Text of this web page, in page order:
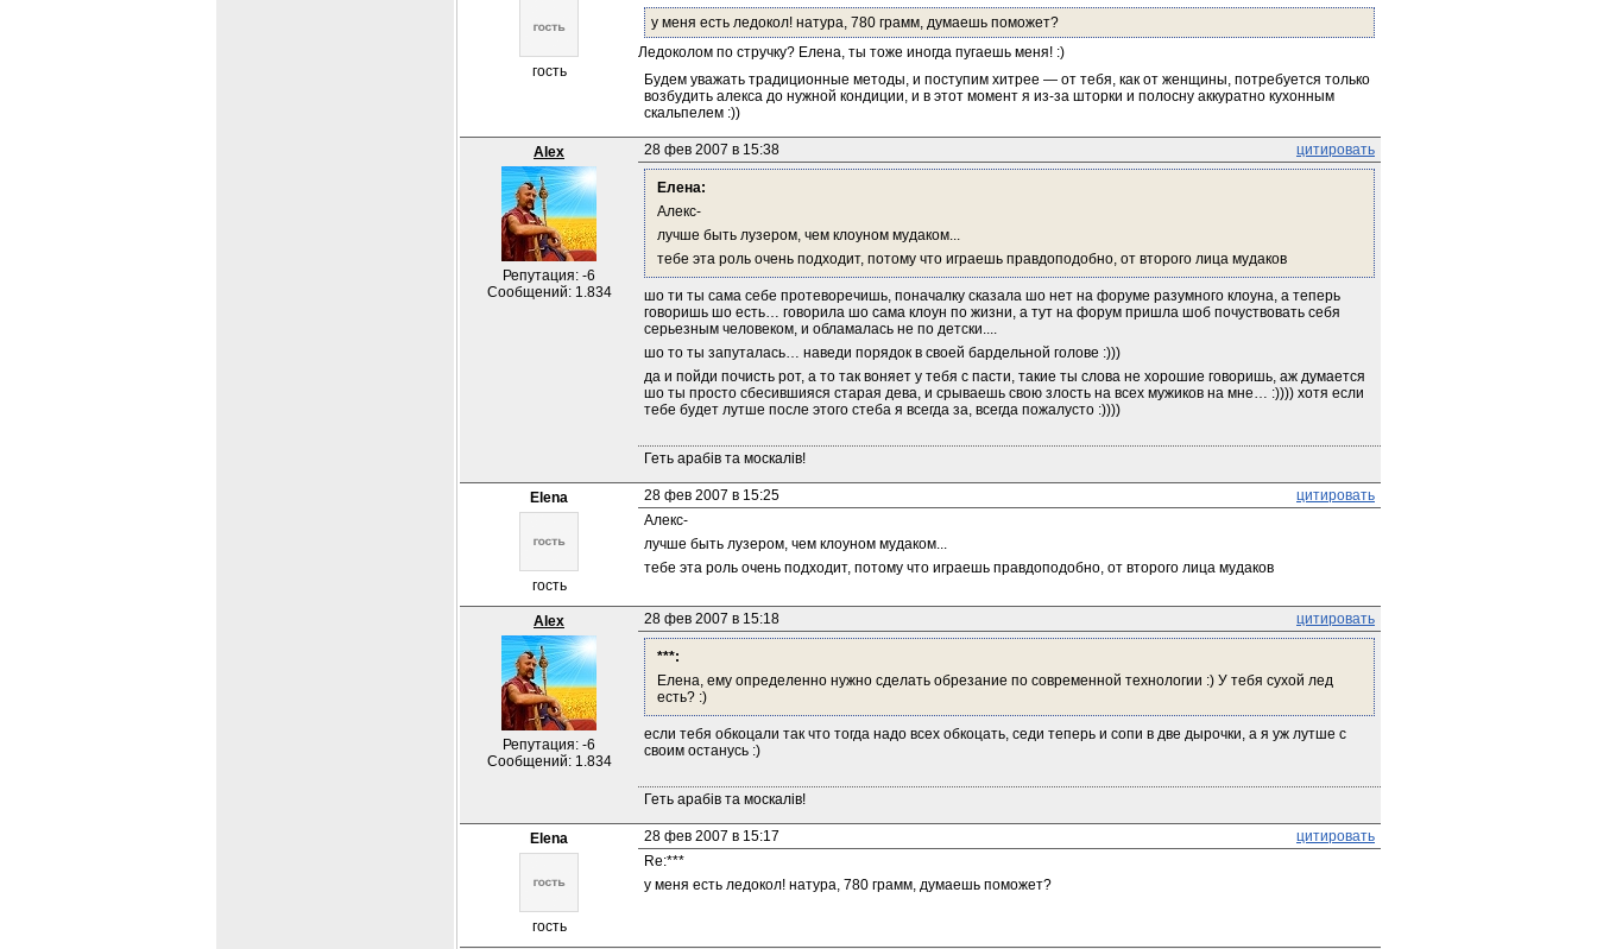
гость
у меня есть ледокол! натура, 780 грамм, думаешь поможет?
Ледоколом по стручку? Елена, ты тоже иногда пугаешь меня! :)
Будем уважать традиционные методы, и поступим хитрее — от тебя, как от женщины, потребуется только
возбудить алекса до нужной кондиции, и в этот момент я из-за шторки и полосну аккуратно кухонным
скальпелем :))
Alex
Репутация: -6
Сообщений: 1.834
28 фев 2007 в 15:38 цитировать
Елена:
Алекс-
лучше быть лузером, чем клоуном мудаком...
тебе эта роль очень подходит, потому что играешь правдоподобно, от второго лица мудаков
шо ти ты сама себе протеворечишь, поначалку сказала шо нет на форуме разумного клоуна, а теперь
говоришь шо есть… говорила шо сама клоун по жизни, а тут на форум пришла шоб почуствовать себя
серьезным человеком, и обламалась не по детски....
шо то ты запуталась… наведи порядок в своей бардельной голове :)))
да и пойди почисть рот, а то так воняет у тебя с пасти, такие ты слова не хорошие говоришь, аж думается
шо ты просто сбесившияся старая дева, и срываешь свою злость на всех мужиков на мне… :)))) хотя если
тебе будет лутше после этого стеба я всегда за, всегда пожалусто :))))
Геть арабів та москалів!
Elena
гость
28 фев 2007 в 15:25
цитировать
Алекс-
лучше быть лузером, чем клоуном мудаком...
тебе эта роль очень подходит, потому что играешь правдоподобно, от второго лица мудаков
Alex
Репутация: -6
Сообщений: 1.834
28 фев 2007 в 15:18 цитировать
***:
Елена, ему определенно нужно сделать обрезание по современной технологии :) У тебя сухой лед
есть? :)
если тебя обкоцали так что тогда надо всех обкоцать, седи теперь и сопи в две дырочки, а я уж лутше с
своим останусь :)
Геть арабів та москалів!
Elena
гость
28 фев 2007 в 15:17
цитировать
Re:***
у меня есть ледокол! натура, 780 грамм, думаешь поможет?